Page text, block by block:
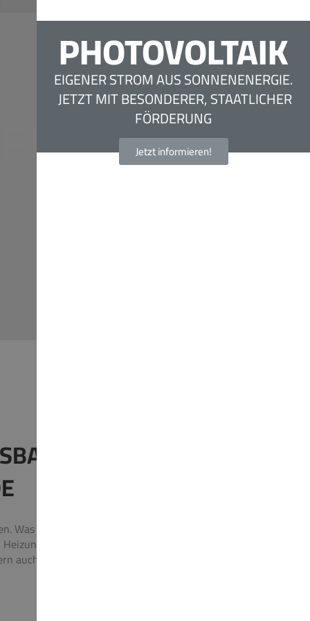
KLIMATECHNIK
dürfen wir für Sie perfekt umsetzen? Wir
Haustechnik,
in Bielefeld, Lübbecke und Herford. Wir
PHOTOVOLTAIK
EIGENER STROM AUS SONNENENERGIE.
JETZT MIT BESONDERER, STAATLICHER
FÖRDERUNG
Jetzt informieren!